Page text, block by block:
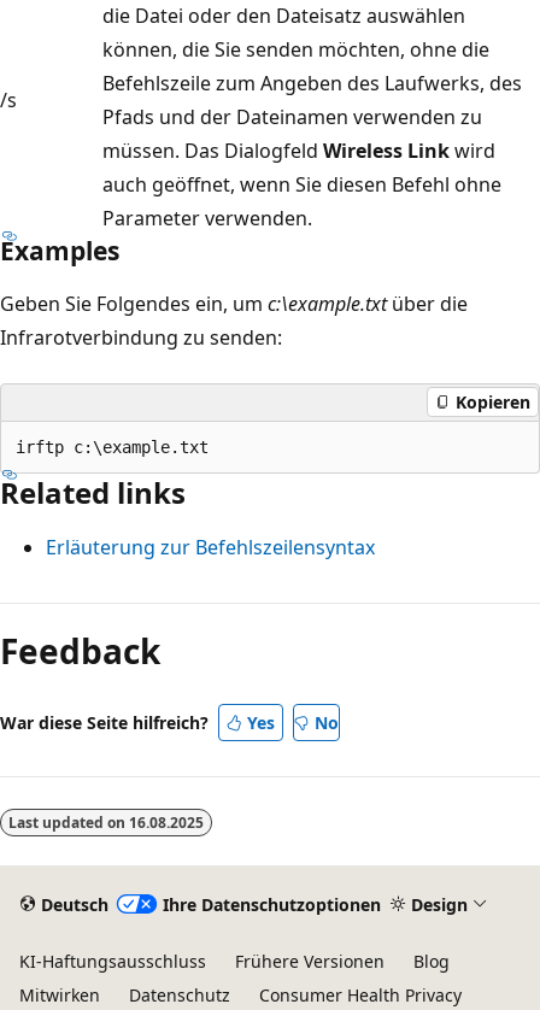
/s
die Datei oder den Dateisatz auswählen
können, die Sie senden möchten, ohne die
Befehlszeile zum Angeben des Laufwerks, des
Pfads und der Dateinamen verwenden zu
müssen. Das Dialogfeld Wireless Linkwird
auch geöffnet, wenn Sie diesen Befehl ohne
Parameter verwenden.
Examples
Geben Sie Folgendes ein, um c:\example.txtüber die
Infrarotverbindung zu senden:
Kopieren
Related links
Erläuterung zur Befehlszeilensyntax
Lesemodus
deaktiviert
Feedback
War diese Seite hilfreich? Yes No
Last updated on 16.08.2025
Deutsch Ihre Datenschutzoptionen Design
KI-Haftungsausschluss Frühere Versionen
Blog
Mitwirken
Datenschutz Consumer Health Privacy